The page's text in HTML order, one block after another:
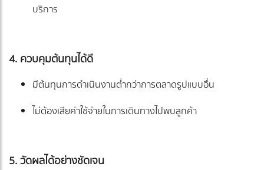
บริการ
4. ควบคุมต้นทุนได้ดี
มีต้นทุนการดำเนินงานต่ำกว่าการตลาดรูปแบบอื่น
ไม่ต้องเสียค่าใช้จ่ายในการเดินทางไปพบลูกค้า
5. วัดผลได้อย่างชัดเจน